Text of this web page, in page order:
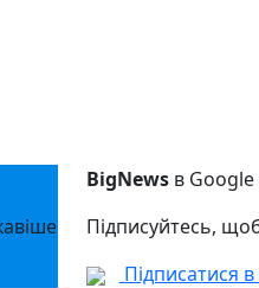
BigNewsв Google
Підписуйтесь,
Підписатися